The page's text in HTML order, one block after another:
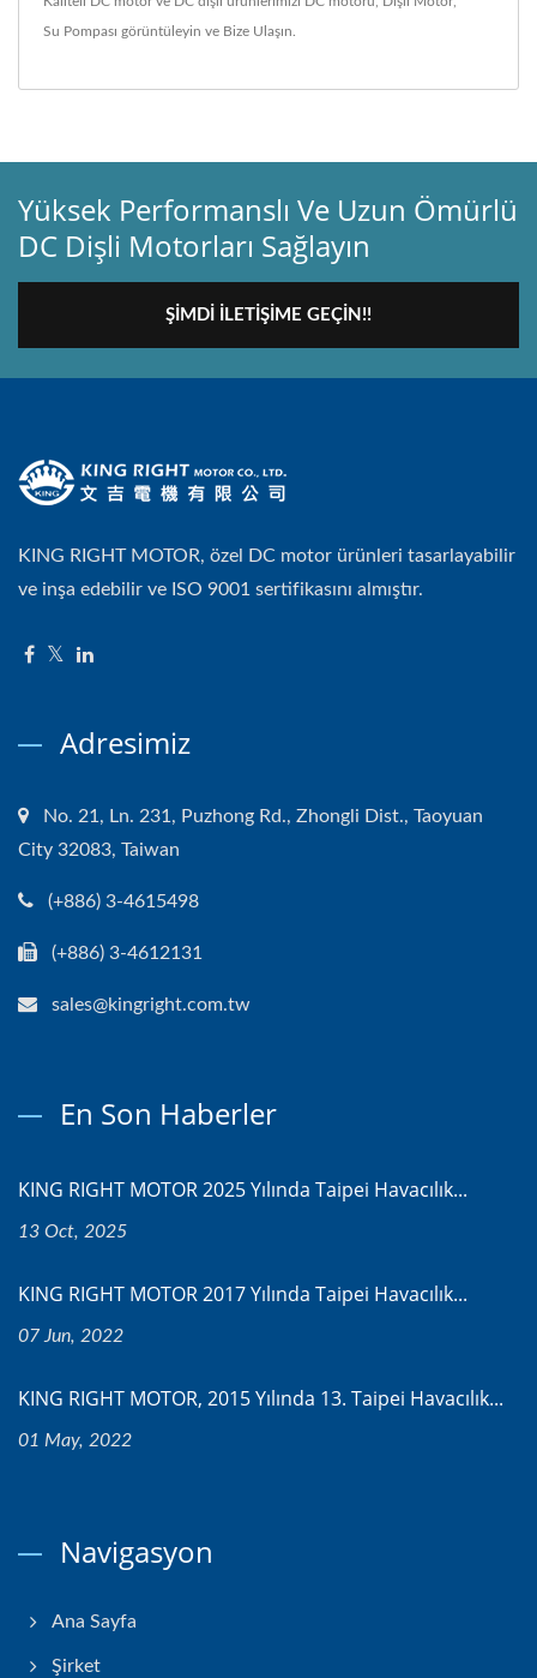
Su Pompası görüntüleyin ve Bize Ulaşın
Yüksek Performanslı Ve Uzun Ömürlü
DC Dişli Motorları Sağlayın
ŞIMDI İLETIŞIME GEÇIN!!
KING RIGHT MOTOR, özel DC motor ürünleri tasarlayabilir
ve inşa edebilir ve ISO 9001 sertifikasını almıştır.
Adresimiz
No. 21, Ln. 231, Puzhong Rd., Zhongli Dist., Taoyuan
City 32083, Taiwan
(+886) 3-4615498
(+886) 3-4612131
sales@kingright.com.tw
En Son Haberler
KING RIGHT MOTOR 2025 Yılında Taipei Havacılık...
13 Oct, 2025
KING RIGHT MOTOR 2017 Yılında Taipei Havacılık...
07 Jun, 2022
KING RIGHT MOTOR, 2015 Yılında 13. Taipei Havacılık...
01 May, 2022
Navigasyon
Ana Sayfa
Şirket